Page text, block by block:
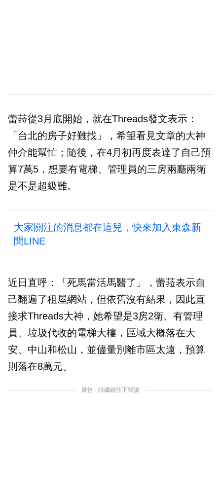
蕾菈從3月底開始，就在Threads發文表示：
「台北的房子好難找」，希望看見文章的大神
仲介能幫忙；隨後，在4月初再度表達了自己預
算7萬5，想要有電梯、管理員的三房兩廳兩衛
是不是超級難。
大家關注的消息都在這兒，快來加入東森新
聞LINE
近日直呼：「死馬當活馬醫了」，蕾菈表示自
己翻遍了租屋網站，但依舊沒有結果，因此直
接求Threads大神，她希望是3房2衛、有管理
員、垃圾代收的電梯大樓，區域大概落在大
安、中山和松山，並儘量別離市區太遠，預算
則落在8萬元。
廣告 - 請繼續往下閱讀